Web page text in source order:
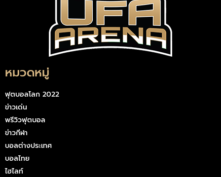
หมวดหมู่
ฟุตบอลโลก 2022
ข่าวเด่น
พรีวิวฟุตบอล
ข่าวกีฬา
บอลต่างประเทศ
บอลไทย
ไฮไลท์